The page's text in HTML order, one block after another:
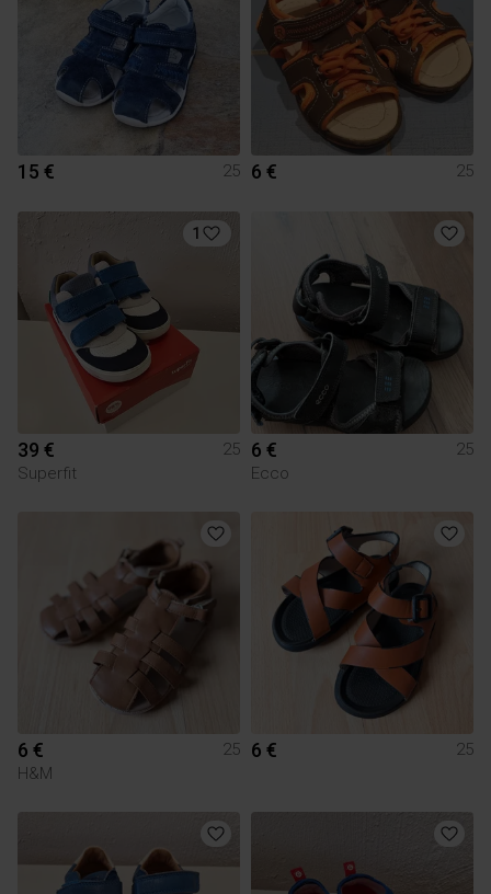
15 € 25 6 € 25
1
39 €
25
Superfit
6 €
25
Ecco
6 €
25
H&M
6 € 25